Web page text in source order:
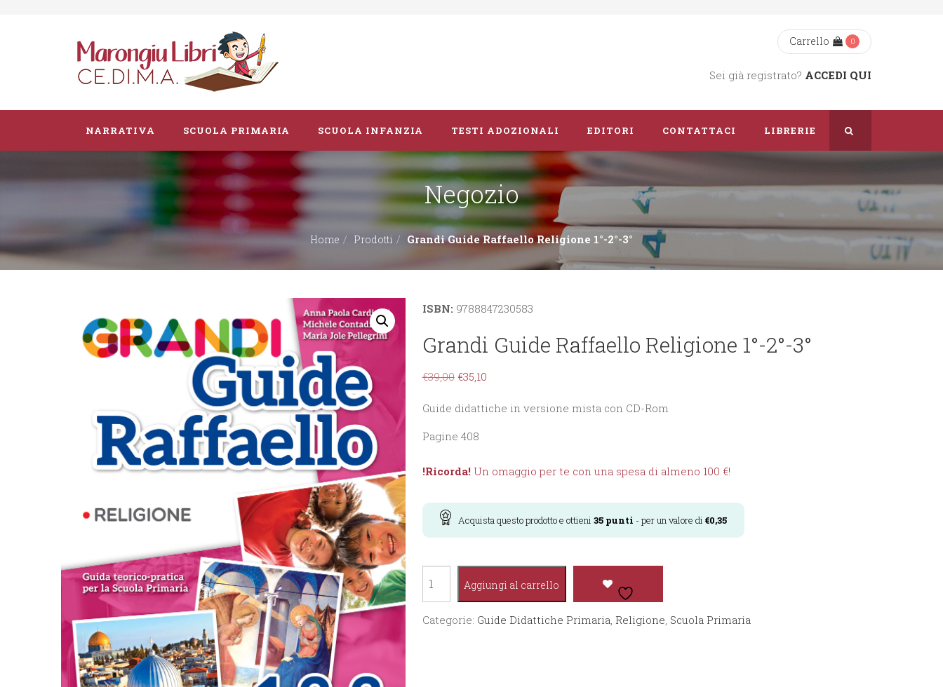
Carrello 0
Sei già registrato? ACCEDI QUI
NARRATIVA SCUOLA PRIMARIA
Parascolastico
Vacanze
Guide didattiche
SCUOLA INFANZIA TESTI ADOZIONALI EDITORI CONTATTACI
Dove Siamo
LIBRERIE
Negozio
Home Prodotti Grandi Guide Raffaello Religione 1°-2°-3°
ISBN: 9788847230583
Grandi Guide Raffaello Religione 1°-2°-3°
€39,00 €35,10
Guide didattiche in versione mista con CD-Rom
Pagine 408
!Ricorda!Un omaggio per te con una spesa di almeno 100 €!
Acquista questo prodotto e ottieni 35punti - per un valore di €0,35
Raffaello
Aggiungi al carrello
Categorie: Guide Didattiche Primaria, Religione, Scuola Primaria